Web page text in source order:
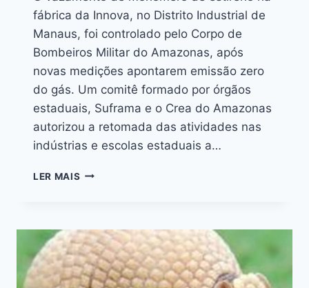
fábrica da Innova, no Distrito Industrial de
Manaus, foi controlado pelo Corpo de
Bombeiros Militar do Amazonas, após
novas medições apontarem emissão zero
do gás. Um comitê formado por órgãos
estaduais, Suframa e o Crea do Amazonas
autorizou a retomada das atividades nas
indústrias e escolas estaduais a…
LER MAIS